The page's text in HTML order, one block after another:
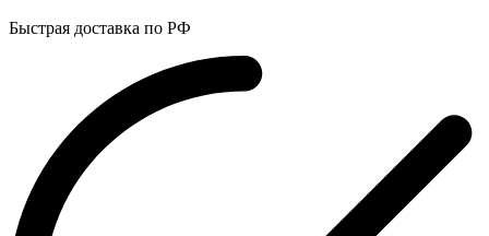
Быстрая доставка по РФ